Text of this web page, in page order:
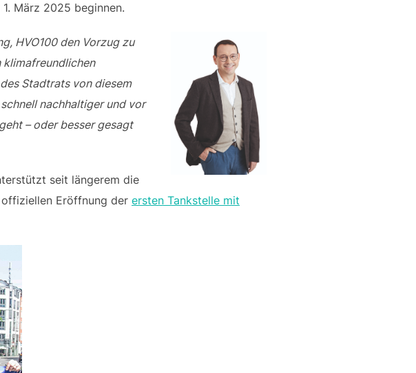
März 2025 beginnen.
HVO100 den Vorzug zu
klimafreundlichen
Stadtrats von diesem
nachhaltiger und vor
– oder besser gesagt
seit längerem die
Eröffnung der ersten Tankstelle mit